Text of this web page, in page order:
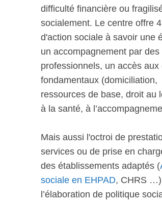
difficulté financière ou
socialement. Le centre offre
d'action sociale à savoir une
un accompagnement par des
professionnels, un accès aux
fondamentaux (domiciliation,
ressources de base, droit au
à la santé, à
Mais aussi l'octroi de
services ou de prise en
des établissements adaptés (
sociale en EHPAD, CHRS
l’élaboration de politique